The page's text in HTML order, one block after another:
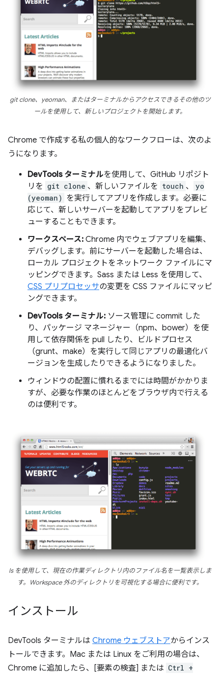
git clone、 yeoman、またはターミナルからアクセスできるその他のツ
ールを使用して、新しいプロジェクトを開始します。
Chrome で作成する私の個人的なワークフローは、次のよ
うになります。
DevTools ターミナルを使用して、GitHub リポジト
リを git clone 、新しいファイルを touch 、
yo
(yeoman) を実行してアプリを作成します。必要に
応じて、新しいサーバーを起動してアプリをプレビ
ューすることもできます。
ワークスペース: Chrome 内でウェブアプリを編集、
デバッグします。前にサーバーを起動した場合は、
ローカル プロジェクトをネットワーク ファイルにマ
ッピングできます。Sass または Less を使用して、
CSS プリプロセッサの変更を CSS ファイルにマッピ
ングできます。
DevTools ターミナル: ソース管理に commit した
り、パッケージ マネージャー（npm、bower）を使
用して依存関係を pull したり、ビルドプロセス
（grunt、make）を実行して同じアプリの最適化バ
ージョンを生成したりできるようになりました。
ウィンドウの配置に慣れるまでには時間がかかりま
すが、必要な作業のほとんどをブラウザ内で行える
のは便利です。
lsを使用して、現在の作業ディレクトリ内のファイル名を一覧表示しま
す。Workspace 外のディレクトリを可視化する場合に便利です。
インストール
DevTools ターミナルは Chrome ウェブストアからインス
トールできます。Mac または Linux をご利用の場合は、
Chrome に追加したら、[要素の検査] または Ctrl +